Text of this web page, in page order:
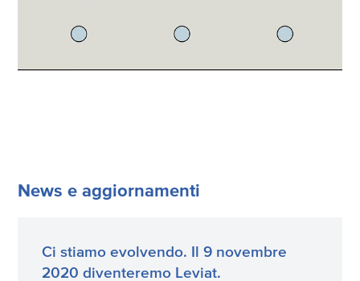
News e aggiornamenti
Ci stiamo evolvendo. Il 9 novembre
2020 diventeremo Leviat.